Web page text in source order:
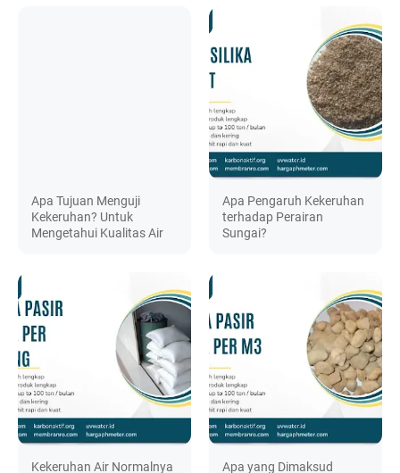
Apa Tujuan Menguji
Kekeruhan? Untuk
Mengetahui Kualitas Air
Apa Pengaruh Kekeruhan
terhadap Perairan
Sungai?
Kekeruhan Air Normalnya Apa yang Dimaksud